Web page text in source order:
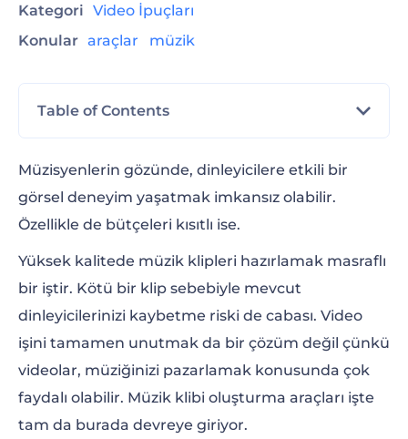
Kategori Video İpuçları
Konular araçlar müzik
Table of Contents
Müzik Videoları Oluşturmayı Sağlayan
Online Araçlar
Bass Girişi Müzik Görselleştirici
Neon Ritim Görselleştirici
Alternatif Müzik Görselleştirici
Modern Müzik Görselleştirici
Yansımalı Müzik Görselleştirici
Müzisyenlerin gözünde, dinleyicilere etkili bir
görsel deneyim yaşatmak imkansız olabilir.
Özellikle de bütçeleri kısıtlı ise.
Yüksek kalitede müzik klipleri hazırlamak masraflı
bir iştir. Kötü bir klip sebebiyle mevcut
dinleyicilerinizi kaybetme riski de cabası. Video
işini tamamen unutmak da bir çözüm değil çünkü
videolar, müziğinizi pazarlamak konusunda çok
faydalı olabilir. Müzik klibi oluşturma araçları işte
tam da burada devreye giriyor.